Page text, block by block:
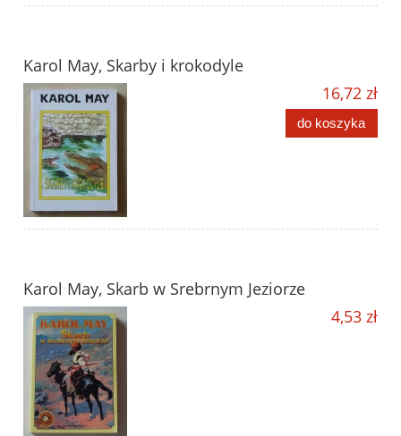
Karol May, Skarby i krokodyle
16,72 zł
do koszyka
Karol May, Skarb w Srebrnym Jeziorze
4,53 zł